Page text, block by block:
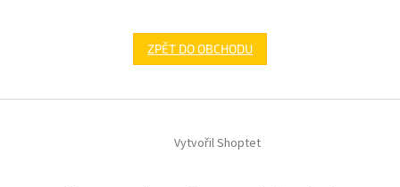
ZPĚT DO OBCHODU
Vytvořil Shoptet